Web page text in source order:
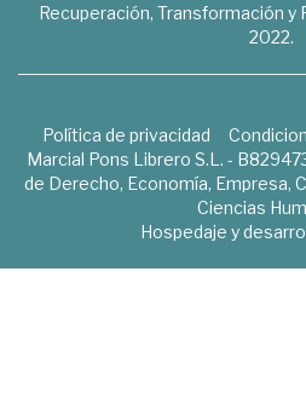
Recuperación, Transformación y
2022.
Política de privacidad
Marcial Pons Librero S.L. -
de Derecho, Economía, Empresa,
Ciencias
Hospedaje y